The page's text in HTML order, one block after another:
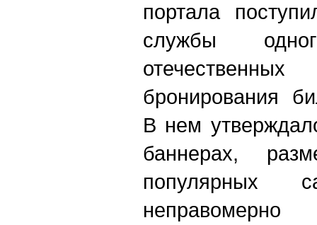
портала
службы
бронирования
В нем
баннерах,
популярных